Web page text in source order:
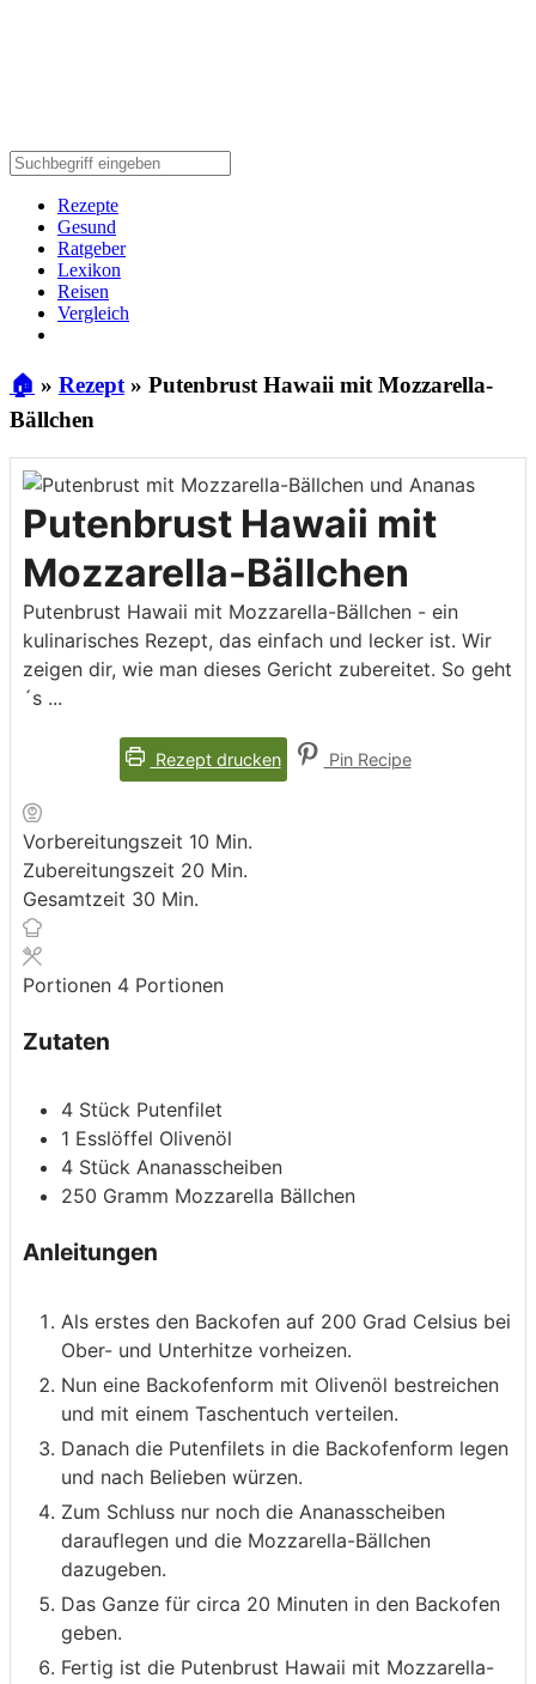
Rezepte
Gesund
Ratgeber
Lexikon
Reisen
Vergleich
🏠 » Rezept » Putenbrust Hawaii mit Mozzarella-
Bällchen
Putenbrust Hawaii mit
Mozzarella-Bällchen
Putenbrust Hawaii mit Mozzarella-Bällchen - ein
kulinarisches Rezept, das einfach und lecker ist. Wir
zeigen dir, wie man dieses Gericht zubereitet. So geht
´s ...
Rezept drucken Pin Recipe
Vorbereitungszeit 10 Minuten
Min.
Zubereitungszeit 20 Minuten
Min.
Gesamtzeit 30 Minuten
Min.
Portionen 4 Portionen
Zutaten
4 Stück Putenfilet
1 Esslöffel Olivenöl
4 Stück Ananasscheiben
250 Gramm Mozzarella Bällchen
Anleitungen
Als erstes den Backofen auf 200 Grad Celsius bei
Ober- und Unterhitze vorheizen.
Nun eine Backofenform mit Olivenöl bestreichen
und mit einem Taschentuch verteilen.
Danach die Putenfilets in die Backofenform legen
und nach Belieben würzen.
Zum Schluss nur noch die Ananasscheiben
darauflegen und die Mozzarella-Bällchen
dazugeben.
Das Ganze für circa 20 Minuten in den Backofen
geben.
Fertig ist die Putenbrust Hawaii mit Mozzarella-